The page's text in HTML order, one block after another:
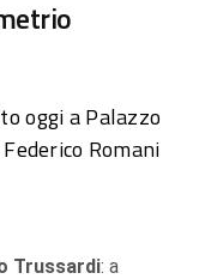
oggi a Palazzo
Romani
Trussardi: a